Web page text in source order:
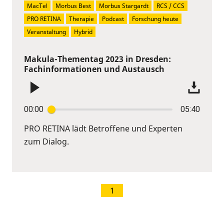
Makula-Thementag 2023 in Dresden:
Fachinformationen und Austausch
00:00 05:40
PRO RETINA lädt Betroffene und Experten
zum Dialog.
MacTel
Morbus Best Morbus Stargardt
RCS / CCS
PRO RETINA
Therapie Podcast
Forschung heute
Veranstaltung
Hybrid
1